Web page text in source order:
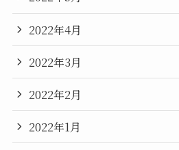
2022年4月
2022年3月
2022年2月
2022年1月